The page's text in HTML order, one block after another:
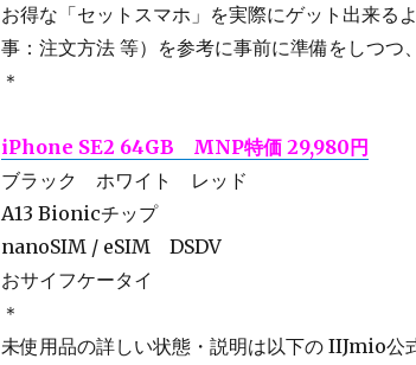
お得な「セットスマホ」を実際にゲット出来るよ
事：注文方法 等）を参考に事前に準備をしつつ
＊
iPhone SE2 64GB MNP特価 29,980円
ブラック ホワイト レッド
A13 Bionicチップ
nanoSIM / eSIM DSDV
おサイフケータイ
＊
未使用品の詳しい状態・説明は以下の IIJmio公